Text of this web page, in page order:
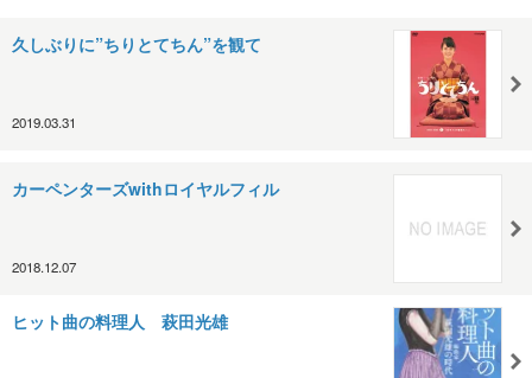
久しぶりに”ちりとてちん”を観て
2019.03.31
カーペンターズwithロイヤルフィル
2018.12.07
ヒット曲の料理人 萩田光雄